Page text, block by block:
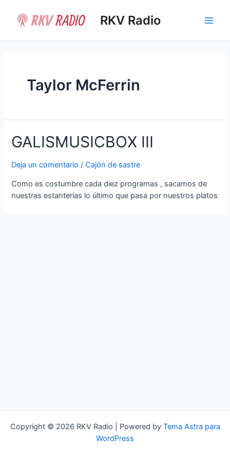
contenido
RKV Radio
Taylor McFerrin
GALISMUSICBOX III
Deja un comentario /Cajón de sastre
Como es costumbre cada diez programas , sacamos de
nuestras estanterías lo último que pasa por nuestros platos
Copyright © 2026 RKV Radio | Powered by Tema Astra para
WordPress